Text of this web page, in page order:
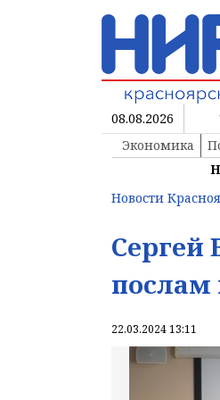
08.08.2026
Экономика
Новости
Сергей
послам
22.03.2024 13:11